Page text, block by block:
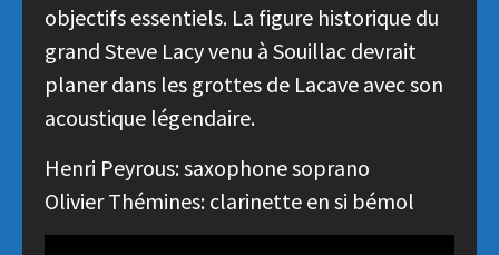
objectifs essentiels. La figure historique du
grand Steve Lacy venu à Souillac devrait
planer dans les grottes de Lacave avec son
acoustique légendaire.
Henri Peyrous: saxophone soprano
Olivier Thémines: clarinette en si bémol